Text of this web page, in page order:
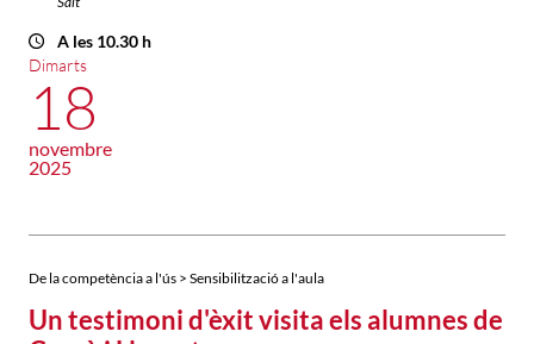
A les 10.30 h
Dimarts
18
novembre
2025
De la competència a l'ús > Sensibilització a l'aula
Un testimoni d'èxit visita els alumnes de